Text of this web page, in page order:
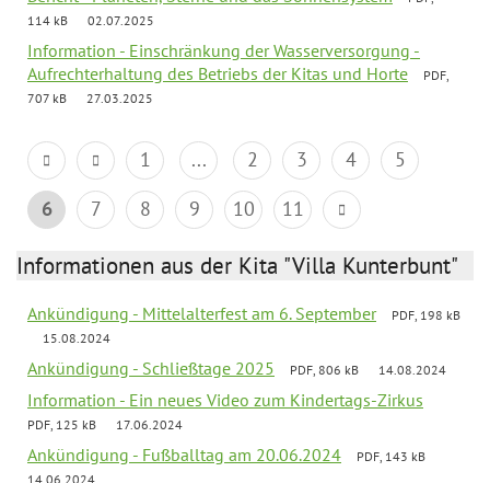
114 kB
02.07.2025
Information - Einschränkung der Wasserversorgung -
Aufrechterhaltung des Betriebs der Kitas und Horte
PDF,
707 kB
27.03.2025
1 ... 2 3 4
5
6
7 8 9 10 11
Informationen aus der Kita "Villa Kunterbunt"
Ankündigung - Mittelalterfest am 6. September
PDF, 198 kB
15.08.2024
Ankündigung - Schließtage 2025 PDF, 806 kB 14.08.2024
Information - Ein neues Video zum Kindertags-Zirkus
PDF, 125 kB 17.06.2024
Ankündigung - Fußballtag am 20.06.2024
PDF, 143 kB
14.06.2024